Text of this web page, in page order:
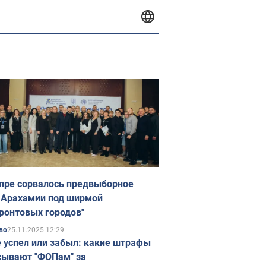
сорвалось предвыборное
Арахамии под ширмой
городов"
25.11.2025 12:29
успел или забыл: какие штрафы
"ФОПам" за